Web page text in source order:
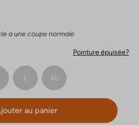
a une coupe normale
Pointure épuisée?
L XL
au panier